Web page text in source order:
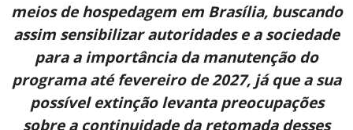
meios de hospedagem em Brasília, buscando
assim sensibilizar autoridades e a sociedade
para a importância da manutenção do
programa até fevereiro de 2027, já que a sua
possível extinção levanta preocupações
sobre a continuidade da retomada desses